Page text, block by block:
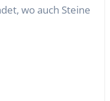
wo auch Steine